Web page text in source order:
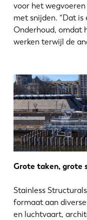
voor het wegvoeren
met snijden. “Dat
Onderhoud, omdat
werken terwijl de
Grote taken, grote
Stainless
formaat aan
en luchtvaart,